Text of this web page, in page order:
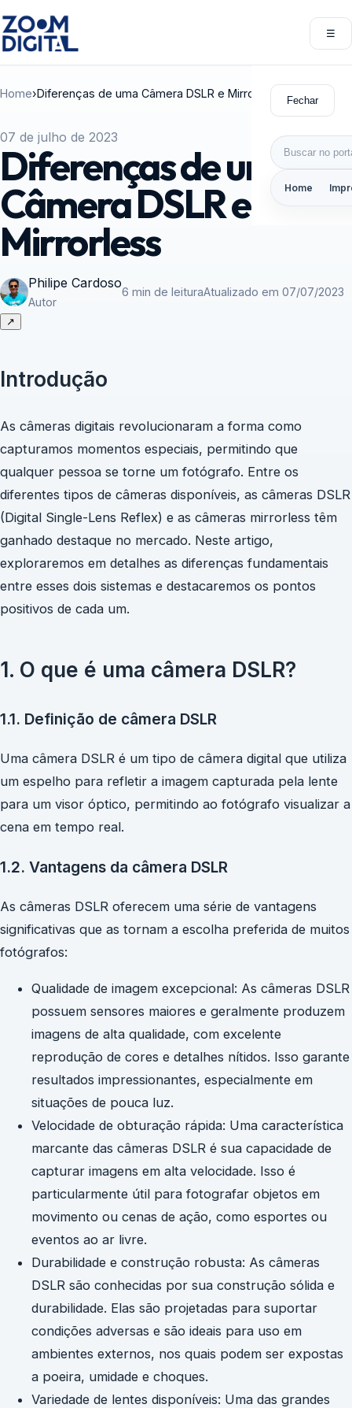
☰
Fechar
Buscar por:
Home
Home›Diferenças de uma Câmera DSLR e Mirrorless
07 de julho de 2023
Diferenças de uma
Câmera DSLR e
Mirrorless
Philipe Cardoso
Autor
6 min de leituraAtualizado em 07/07/2023
↗
Introdução
As câmeras digitais revolucionaram a forma como
capturamos momentos especiais, permitindo que
qualquer pessoa se torne um fotógrafo. Entre os
diferentes tipos de câmeras disponíveis, as câmeras DSLR
(Digital Single-Lens Reflex) e as câmeras mirrorless têm
ganhado destaque no mercado. Neste artigo,
exploraremos em detalhes as diferenças fundamentais
entre esses dois sistemas e destacaremos os pontos
positivos de cada um.
1. O que é uma câmera DSLR?
1.1. Definição de câmera DSLR
Uma câmera DSLR é um tipo de câmera digital que utiliza
um espelho para refletir a imagem capturada pela lente
para um visor óptico, permitindo ao fotógrafo visualizar a
cena em tempo real.
1.2. Vantagens da câmera DSLR
As câmeras DSLR oferecem uma série de vantagens
significativas que as tornam a escolha preferida de muitos
fotógrafos:
Qualidade de imagem excepcional: As câmeras DSLR
possuem sensores maiores e geralmente produzem
imagens de alta qualidade, com excelente
reprodução de cores e detalhes nítidos. Isso garante
resultados impressionantes, especialmente em
situações de pouca luz.
Velocidade de obturação rápida: Uma característica
marcante das câmeras DSLR é sua capacidade de
capturar imagens em alta velocidade. Isso é
particularmente útil para fotografar objetos em
movimento ou cenas de ação, como esportes ou
eventos ao ar livre.
Durabilidade e construção robusta: As câmeras
DSLR são conhecidas por sua construção sólida e
durabilidade. Elas são projetadas para suportar
condições adversas e são ideais para uso em
ambientes externos, nos quais podem ser expostas
a poeira, umidade e choques.
Variedade de lentes disponíveis: Uma das grandes